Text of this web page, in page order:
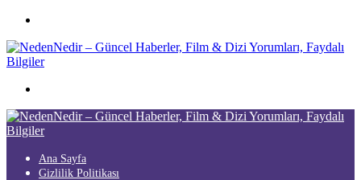
...
Ana Sayfa
Gizlilik Politikası